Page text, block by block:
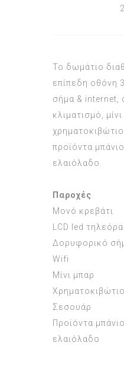
Το δωμάτιο
επίπεδη οθόνη
σήμα & internet,
κλιματισμό, μίνι
προϊόντα
ελαιόλαδο.
Παροχές
Μονό κρεβάτι
LCD led
Δορυφορικό
Wifi
Μίνι μπαρ
Χρηματοκιβώτιο
Σεσουάρ
Προϊόντα
ελαιόλαδο